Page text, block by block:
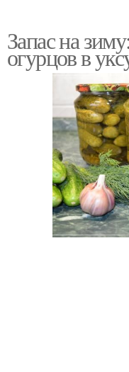
Запас на
огурцов в